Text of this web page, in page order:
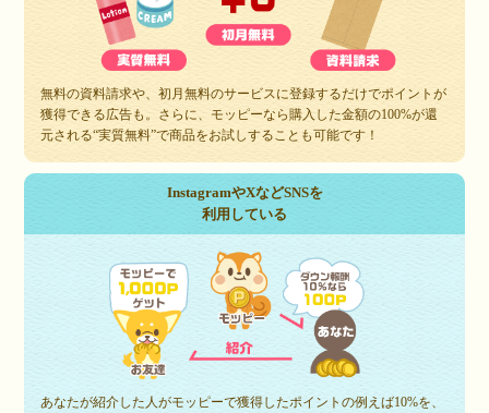
無料の資料請求や、初月無料のサービスに登録するだけでポイントが
獲得できる広告も。さらに、モッピーなら購入した金額の100%が還
元される“実質無料”で商品をお試しすることも可能です！
InstagramやXなどSNSを
利用している
あなたが紹介した人がモッピーで獲得したポイントの例えば10%を、